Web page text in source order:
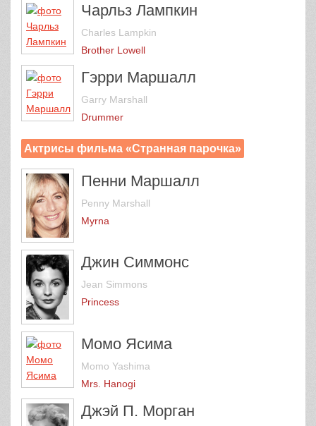
Чарльз Лампкин
Charles Lampkin
Brother Lowell
Гэрри Маршалл
Garry Marshall
Drummer
Актрисы фильма «Странная парочка»
Пенни Маршалл
Penny Marshall
Myrna
Джин Симмонс
Jean Simmons
Princess
Момо Ясима
Momo Yashima
Mrs. Hanogi
Джэй П. Морган